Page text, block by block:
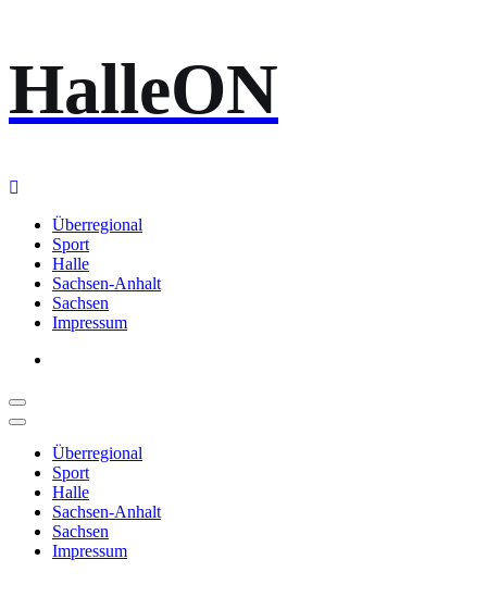
Inhalt
springen
HalleON
Überregional
Sport
Halle
Sachsen-Anhalt
Sachsen
Impressum
Überregional
Sport
Halle
Sachsen-Anhalt
Sachsen
Impressum